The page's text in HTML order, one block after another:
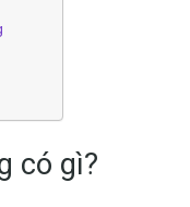
có gì?